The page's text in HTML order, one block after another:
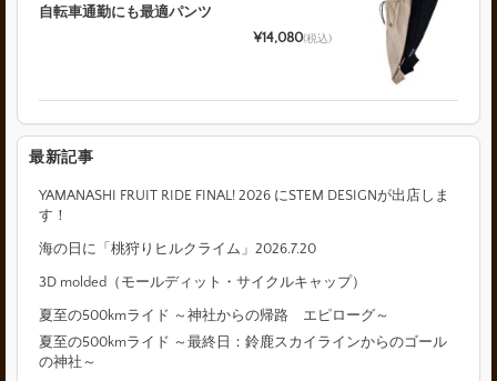
自転車通勤にも最適パンツ
¥14,080(税込)
最新記事
YAMANASHI FRUIT RIDE FINAL! 2026 にSTEM DESIGNが出店しま
す！
海の日に「桃狩りヒルクライム」2026.7.20
3D molded（モールディット・サイクルキャップ）
夏至の500kmライド ～神社からの帰路 エピローグ～
夏至の500kmライド ～最終日：鈴鹿スカイラインからのゴール
の神社～